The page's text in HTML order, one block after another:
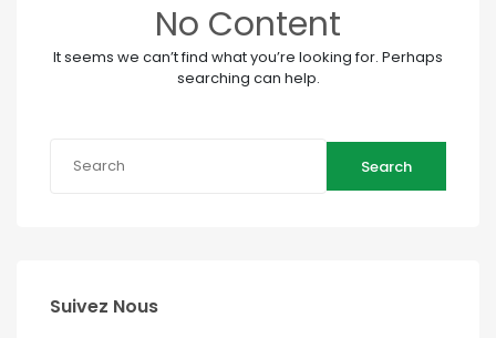
No Content
It seems we can’t find what you’re looking for. Perhaps
searching can help.
Search
Suivez Nous